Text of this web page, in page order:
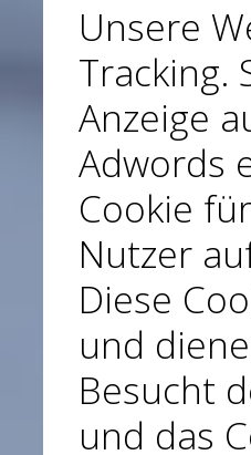
Unsere
Tracking.
Anzeige
Adwords
Cookie
Nutzer
Diese
und
Besucht
und das